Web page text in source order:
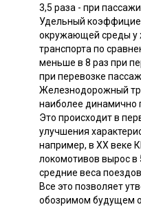
3,5 раза - при
Удельный
окружающей среды у
транспорта по
меньше в 8 раз при
при перевозке
Железнодорожный
наиболее динамично
Это происходит в
улучшения
например, в XX
локомотивов вырос в
средние веса поездов
Все это позволяет
обозримом будущем